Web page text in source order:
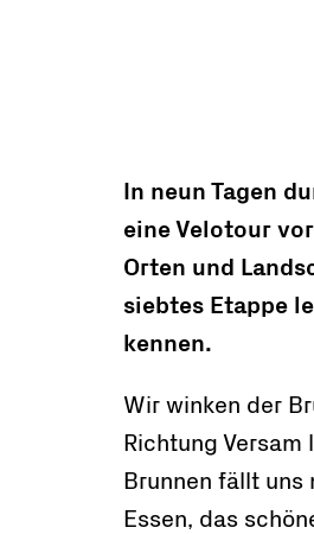
In neun Tagen
eine Velotour
Orten und
siebtes Etappe
kennen.
Wir winken der
Richtung Versam
Brunnen fällt uns
Essen, das